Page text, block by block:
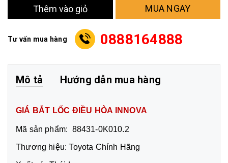
Thêm vào giỏ MUA NGAY
Tư vấn mua hàng 0888164888
Mô tả Hướng dẫn mua hàng
GIÁ BẮT LỐC ĐIỀU HÒA INNOVA
Mã sản phẩm: 88431-0K010.2
Thương hiệu: Toyota Chính Hãng